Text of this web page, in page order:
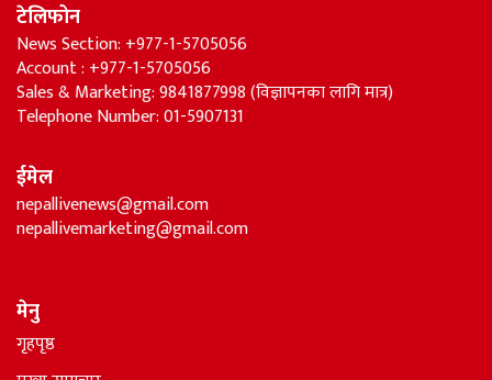
टेलिफोन
News Section: +977-1-5705056
Account : +977-1-5705056
Sales & Marketing: 9841877998 (विज्ञापनका लागि मात्र)
Telephone Number: 01-5907131
ईमेल
nepallivenews@gmail.com
nepallivemarketing@gmail.com
मेनु
गृहपृष्ठ